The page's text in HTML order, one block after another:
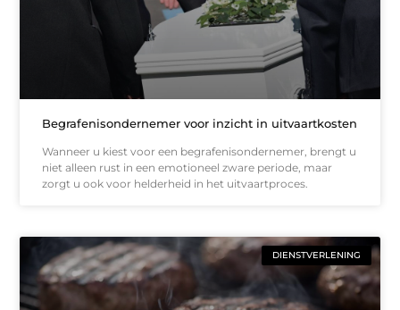
Begrafenisondernemer voor inzicht in uitvaartkosten
Wanneer u kiest voor een begrafenisondernemer, brengt u
niet alleen rust in een emotioneel zware periode, maar
zorgt u ook voor helderheid in het uitvaartproces.
DIENSTVERLENING